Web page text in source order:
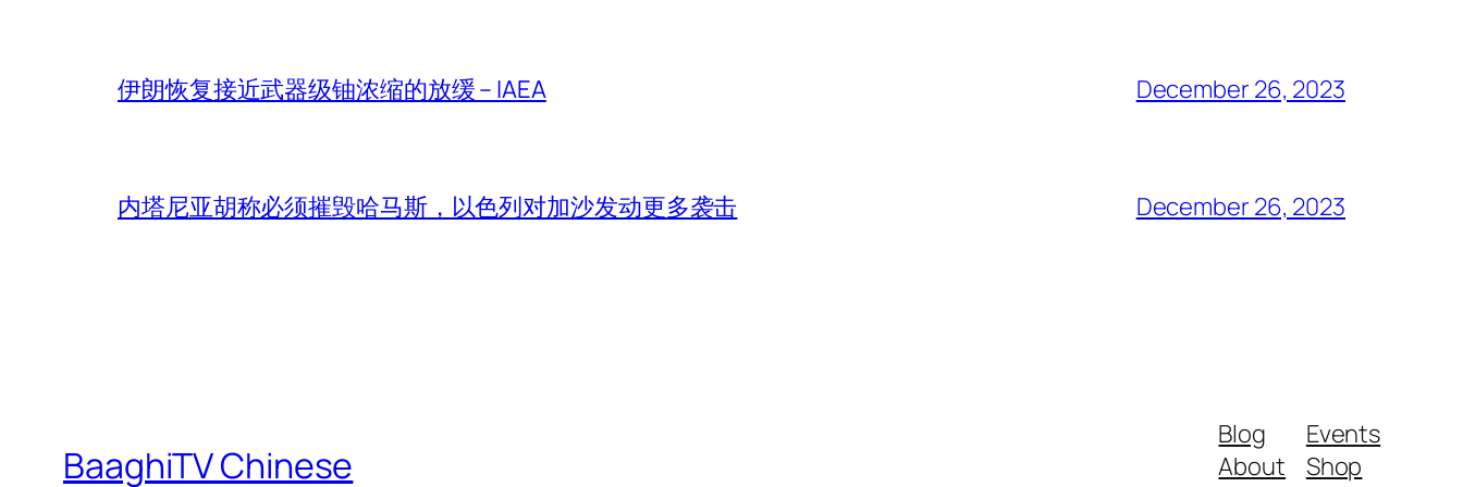
伊朗恢复接近武器级铀浓缩的放缓 – IAEA December 26, 2023
内塔尼亚胡称必须摧毁哈马斯，以色列对加沙发动更多袭击 December 26, 2023
BaaghiTV Chinese
Blog
About
Events
Shop